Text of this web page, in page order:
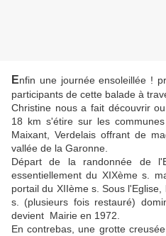
Enfin une journée ensoleillée !
participants de cette balade à
Christine nous a fait découvrir
18 km s'étire sur les
Maixant, Verdelais offrant de
vallée de la Garonne.
Départ de la randonnée de
essentiellement du XIXème s.
portail du XIIème s. Sous
s. (plusieurs fois restauré)
devient Mairie en 1972.
En contrebas, une grotte